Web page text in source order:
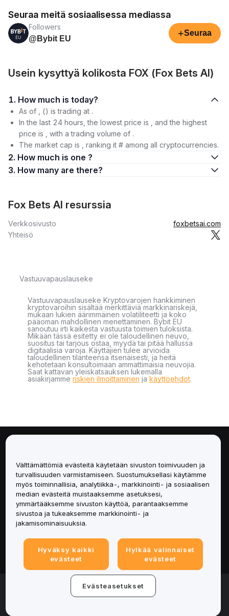
Seuraa meitä sosiaalisessa mediassa
Followers
@Bybit EU
+Seuraa
Usein kysyttyä kolikosta FOX (Fox Bets AI)
1. How much is today?
As of , () is trading at .
In the last 24 hours, the lowest price is , and the highest
price is , with a trading volume of .
The market cap is , ranking it # among all cryptocurrencies.
2. How much is one ?
3. How many are there?
Fox Bets AI resurssia
Verkkosivusto
foxbetsai.com
Yhteisö
Vastuuvapauslauseke
Vastuuvapauslauseke Kryptovarojen hankkiminen
kryptovaroihin sisältää merkittäviä markkinariskejä,
mukaan lukien äärimmäinen volatiliteetti ja koko
pääoman mahdollinen menettäminen. Bybit EU
sanoutuu irti kaikesta vastuusta toimien tuloksista.
Mikään tässä esitetty ei ole taloudellinen neuvo,
suositus tai tarjous ostaa, myydä tai pitää hallussa
digitaalisia varoja. Käyttäjien tulee arvioida
taloudellinen tilanteensa itsenäisesti, ja heitä
kehotetaan konsultoimaan ammattimaisia neuvojia.
Saat kattavan yleiskatsauksen lukemalla
asiakirjamme riskien ilmoittaminen ja käyttöehdot.
Palvelut
Tuki
Tuotteet
Lakiasiat
© 2025-2026 Bybit.eu. All rights reserved.
Välttämättömiä evästeitä käytetään sivuston toimivuuden ja
turvallisuuden varmistamiseen. Suostumuksellasi käytämme
myös toiminnallisia, analytiikka-, markkinointi- ja sosiaalisen
median evästeitä muistaaksemme asetuksesi,
ymmärtääksemme sivuston käyttöä, parantaaksemme
sivustoa ja tukeaksemme markkinointi- ja
jakamisominaisuuksia.
Hyväksy kaikki
evästeet
Hylkää valinnaiset
evästeet
Evästeasetukset